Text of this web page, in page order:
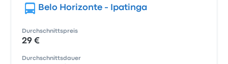
Belo Horizonte - Ipatinga
Durchschnittspreis
29 €
Durchschnittsdauer